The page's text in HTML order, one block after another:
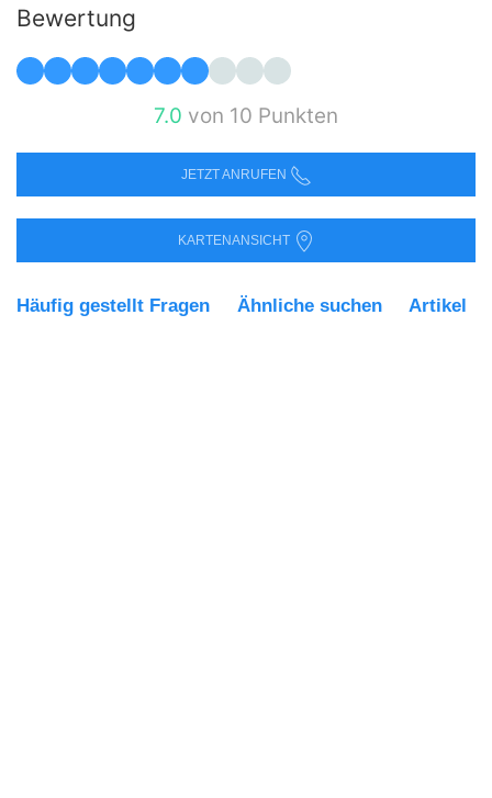
Bewertung
7.0 von 10 Punkten
JETZT ANRUFEN
KARTENANSICHT
Häufig gestellt Fragen Ähnliche suchen Artikel